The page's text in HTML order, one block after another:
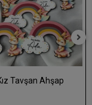
Tavşan Ahşap